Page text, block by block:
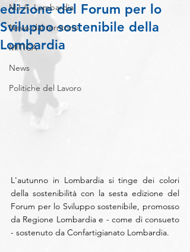
M.I.A. Lombardia
News dal territorio
MITICA
News
Politiche del Lavoro
edizione del Forum per lo
Sviluppo sostenibile della
Lombardia
L'autunno in Lombardia si tinge dei colori
della sostenibilità con la sesta edizione del
Forum per lo Sviluppo sostenibile, promosso
da Regione Lombardia e - come di consueto
- sostenuto da Confartigianato Lombardia.